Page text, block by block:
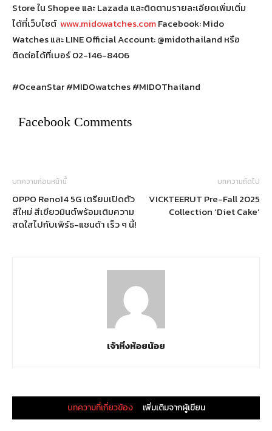
Store ใน Shopee และ Lazada และติดตามรายละเอียดเพิ่มเติ่ม
ได้ที่เว็บไซต์ www.midowatches.comFacebook: Mido
Watches และ LINE Official Account: @midothailand หรือ
ติดต่อได้ที่เบอร์ 02-146-8406
#OceanStar #MIDOwatches #MIDOThailand
Facebook Comments
บทความก่อนหน้านี้
OPPO Reno14 5G เตรียมเปิดตัว
สีใหม่ สีเขียวมินต์พร้อมเติมความ
สดใสไปกับเพิร์ธ-แซนต้า เร็ว ๆ นี้!
บทความถัดไป
VICKTEERUT Pre-Fall 2025
Collection ‘Diet Cake’
เจ้าหิ่งห้อยน้อย
บทความที่เกี่ยวข้อง เพิ่มเติมจากผู้เขียน